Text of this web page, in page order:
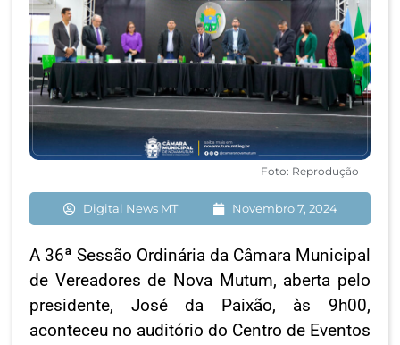
Foto: Reprodução
Digital News MT Novembro 7, 2024
A 36ª Sessão Ordinária da Câmara Municipal
de Vereadores de Nova Mutum, aberta pelo
presidente, José da Paixão, às 9h00,
aconteceu no auditório do Centro de Eventos